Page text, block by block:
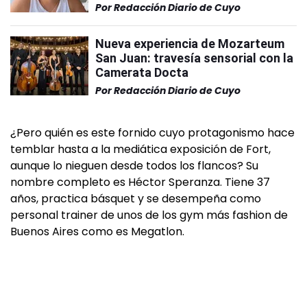
PorRedacción Diario de Cuyo
Nueva experiencia de Mozarteum
San Juan: travesía sensorial con la
Camerata Docta
PorRedacción Diario de Cuyo
¿Pero quién es este fornido cuyo protagonismo hace
temblar hasta a la mediática exposición de Fort,
aunque lo nieguen desde todos los flancos? Su
nombre completo es Héctor Speranza. Tiene 37
años, practica básquet y se desempeña como
personal trainer de unos de los gym más fashion de
Buenos Aires como es Megatlon.